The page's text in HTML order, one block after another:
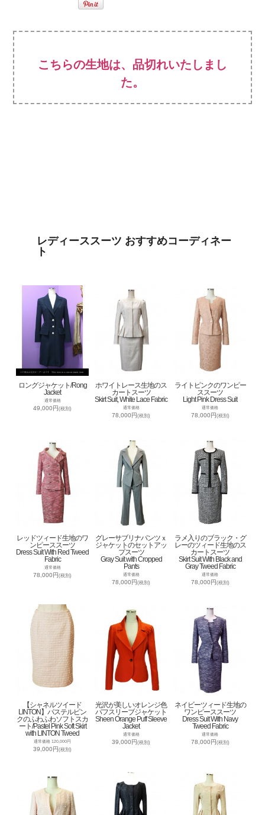
こちらの生地は、品切れいたしまし
た。
レディーススーツ おすすめコーディネー
ト
ロングジャケット/Rong
Jacket
通常価格
49,000円(税別)
ホワイトレース生地のス
カートスーツ
Skirt Suit, White Lace Fabric
通常価格
78,000円(税別)
ライトピンクのワンピー
ススーツ
Light Pink Dress Suit
通常価格
78,000円(税別)
レッドツィード生地のワ
ンピーススーツ
Dress Suit With Red Tweed
Fabric
通常価格
78,000円(税別)
グレーサブリナパンツｘ
ジャケットのセットアッ
プスーツ
Gray Suit with Cropped
Pants
通常価格
78,000円(税別)
ラメ入りのブラック・グ
レーのツィード生地のス
カートスーツ
Skirt Suit With Black and
Gray Tweed Fabric
通常価格
78,000円(税別)
【シャネルツイード
LINTON】パステルピン
クのふわふわソフトスカ
ート/Pastel Pink Soft Skirt
with LINTON Tweed
通常価格 120,000円
39,000円(税別)
光沢が美しいオレンジ色
パフスリーブジャケット
Sheen Orange Puff Sleeve
Jacket
通常価格
39,000円(税別)
ネイビーツィード生地の
ワンピーススーツ
Dress Suit With Navy
Tweed Fabric
通常価格
78,000円(税別)